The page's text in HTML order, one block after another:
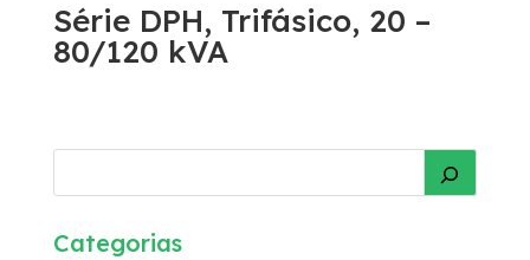
Série DPH, Trifásico, 20 –
80/120 kVA
Categorias